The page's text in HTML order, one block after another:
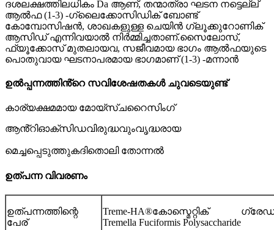
ദശലക്ഷത്തിലധികം Da ആണ്, തന്മാത്രാ ഘടന നട്ടെല്ല്
ആൽഫ (1-3) -ഗ്ലൈക്കോസിഡിക് ബോണ്ട്
കോമ്പോസിഷൻ, ശാഖകളുള്ള ചെയിൻ ഗ്ലൂക്കുറോണിക്
ആസിഡ് എന്നിവയാൽ നിർമ്മിച്ചതാണ്.സൈലോസ്,
ഫ്യൂക്കോസ് മുതലായവ, സജീവമായ ഭാഗം ആൽഫയുടെ
പൊതുവായ ഘടനാപരമായ ഭാഗമാണ് (1-3) -മന്നാൻ
ഉൽപ്പന്നത്തിൻ്റെ സവിശേഷതകൾ ചുവടെയുണ്ട്
കാര്യക്ഷമമായ മോയ്സ്ചറൈസിംഗ്
ആൻ്റിഓക്‌സിഡവിരുദ്ധവുംവൃദ്ധരായ
മെച്ചപ്പെടുത്തുകദിതൊലി തോന്നൽ
ഉത്പന്ന വിവരണം
ഉത്പന്നത്തിന്റെ
പേര്
Treme-HA®കോസ്മെറ്റിക്
Tremella Fuciformis Polysaccharide